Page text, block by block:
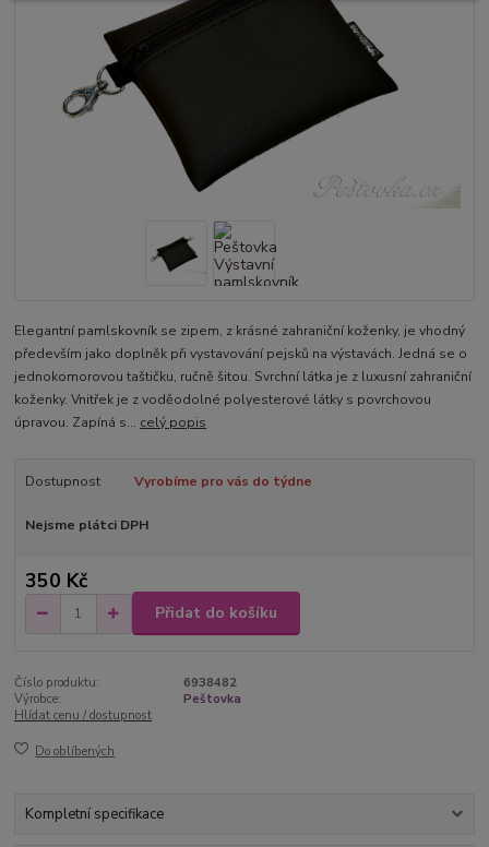
Elegantní pamlskovník se zipem, z krásné zahraniční koženky, je vhodný
především jako doplněk při vystavování pejsků na výstavách. Jedná se o
jednokomorovou taštičku, ručně šitou. Svrchní látka je z luxusní zahraniční
koženky. Vnitřek je z voděodolné polyesterové látky s povrchovou
úpravou. Zapíná s... celý popis
Dostupnost Vyrobíme pro vás do týdne
Nejsme plátci DPH
350 Kč
Přidat do košíku
Číslo produktu:
6938482
Výrobce:
Peštovka
Hlídat cenu / dostupnost
Do oblíbených
Kompletní specifikace